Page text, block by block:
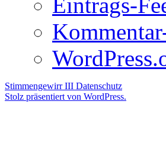
Eintrags-
Stimmengewirr III Datenschutz
Stolz präsentiert von WordPress.